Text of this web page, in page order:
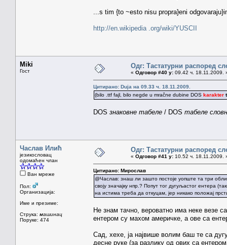
...s tim {to ~esto nisu propra}eni
http://en.wikipedia .org/wiki/YUSCII
Miki
Гост
Одг: Тастатурни распоред
« Одговор #40 у: 09.42 ч. 18.11.2009.
Цитирано: Duja на 09.33 ч. 18.11.2009.
(bilo .ttf fajl, bilo negde u mračne dubine DOS karakter
DOS знаковне табеле / DOS табеле
Часлав Илић
језикословац
одомаћен члан
Ван мреже
Пол:
Организација:
Име и презиме:
Струка: машинац
Поруке: 474
Одг: Тастатурни распоред
« Одговор #41 у: 10.52 ч. 18.11.2009.
Цитирано: Мирослав
@Часлав: знаш ли зашто постоје уопште та три
своју значајку нпр.? Попут тог дугуљастог ентера
на истима треба да откуцам, јер никако положај
Не знам тачно, вероватно има неке везе
ентером су махом америчке, а ове са
Сад, хехе, ја највише волим баш те са
десне руке (за разлику од ових са